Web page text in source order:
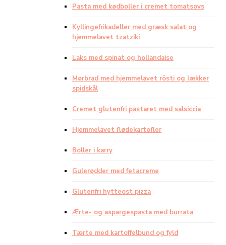
Pasta med kødboller i cremet tomatsovs
Kyllingefrikadeller med græsk salat og
hjemmelavet tzatziki
Laks med spinat og hollandaise
Mørbrad med hjemmelavet rösti og lækker
spidskål
Cremet glutenfri pastaret med salsiccia
Hjemmelavet flødekartofler
Boller i karry
Gulerødder med fetacreme
Glutenfri hytteost pizza
Ærte- og aspargespasta med burrata
Tærte med kartoffelbund og fyld